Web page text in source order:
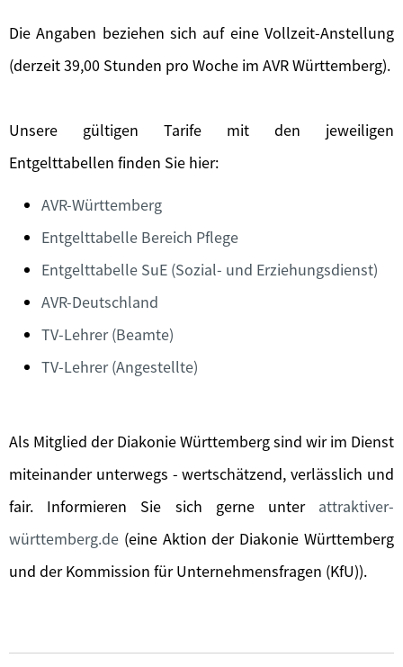
Die Angaben beziehen sich auf eine Vollzeit-Anstellung
(derzeit 39,00 Stunden pro Woche im AVR Württemberg).
Unsere gültigen Tarife mit den jeweiligen
Entgelttabellen finden Sie hier:
AVR-Württemberg
Entgelttabelle Bereich Pflege
Entgelttabelle SuE (Sozial- und Erziehungsdienst)
AVR-Deutschland
TV-Lehrer (Beamte)
TV-Lehrer (Angestellte)
Als Mitglied der Diakonie Württemberg sind wir im Dienst
miteinander unterwegs - wertschätzend, verlässlich und
fair. Informieren Sie sich gerne unter attraktiver-
württemberg.de (eine Aktion der Diakonie Württemberg
und der Kommission für Unternehmensfragen (KfU)).